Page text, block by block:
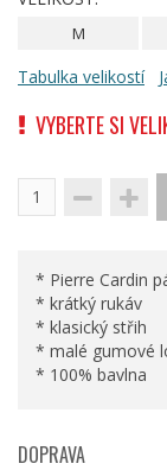
M
Tabulka velikostí
VYBERTE SI
* Pierre Cardin
* krátký rukáv
* klasický střih
* malé gumové
* 100% bavlna
DOPRAVA